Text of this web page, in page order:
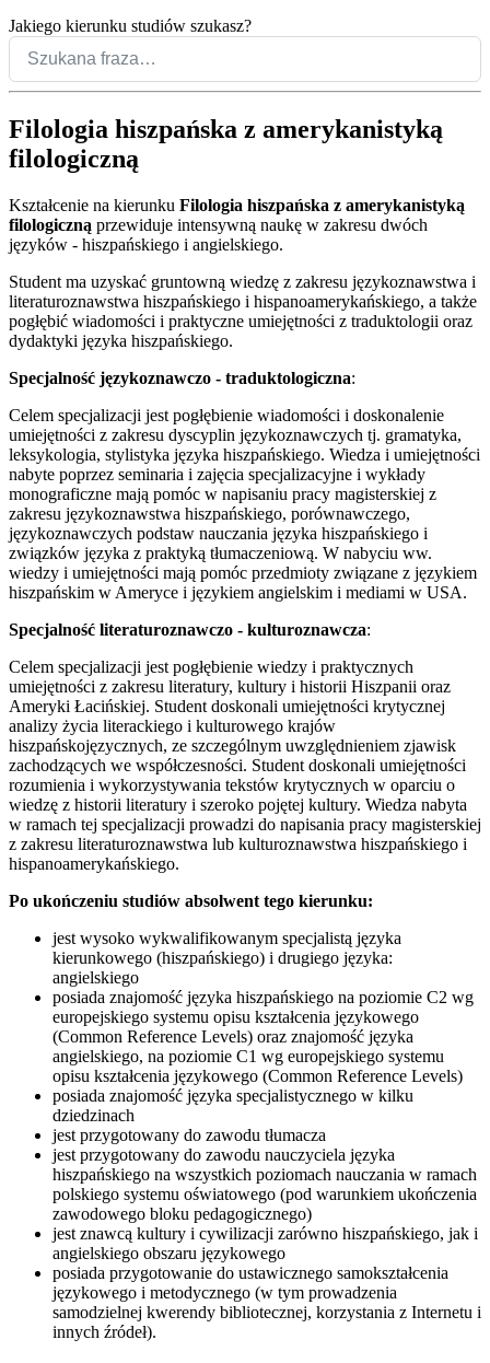
Jakiego kierunku studiów szukasz?
Filologia hiszpańska z amerykanistyką
filologiczną
Kształcenie na kierunku Filologia hiszpańska z amerykanistyką
filologiczną przewiduje intensywną naukę w zakresu dwóch
języków - hiszpańskiego i angielskiego.
Student ma uzyskać gruntowną wiedzę z zakresu językoznawstwa i
literaturoznawstwa hiszpańskiego i hispanoamerykańskiego, a także
pogłębić wiadomości i praktyczne umiejętności z traduktologii oraz
dydaktyki języka hiszpańskiego.
Specjalność językoznawczo - traduktologiczna:
Celem specjalizacji jest pogłębienie wiadomości i doskonalenie
umiejętności z zakresu dyscyplin językoznawczych tj. gramatyka,
leksykologia, stylistyka języka hiszpańskiego. Wiedza i umiejętności
nabyte poprzez seminaria i zajęcia specjalizacyjne i wykłady
monograficzne mają pomóc w napisaniu pracy magisterskiej z
zakresu językoznawstwa hiszpańskiego, porównawczego,
językoznawczych podstaw nauczania języka hiszpańskiego i
związków języka z praktyką tłumaczeniową. W nabyciu ww.
wiedzy i umiejętności mają pomóc przedmioty związane z językiem
hiszpańskim w Ameryce i językiem angielskim i mediami w USA.
Specjalność literaturoznawczo - kulturoznawcza:
Celem specjalizacji jest pogłębienie wiedzy i praktycznych
umiejętności z zakresu literatury, kultury i historii Hiszpanii oraz
Ameryki Łacińskiej. Student doskonali umiejętności krytycznej
analizy życia literackiego i kulturowego krajów
hiszpańskojęzycznych, ze szczególnym uwzględnieniem zjawisk
zachodzących we współczesności. Student doskonali umiejętności
rozumienia i wykorzystywania tekstów krytycznych w oparciu o
wiedzę z historii literatury i szeroko pojętej kultury. Wiedza nabyta
w ramach tej specjalizacji prowadzi do napisania pracy magisterskiej
z zakresu literaturoznawstwa lub kulturoznawstwa hiszpańskiego i
hispanoamerykańskiego.
Po ukończeniu studiów absolwent tego kierunku:
jest wysoko wykwalifikowanym specjalistą języka
kierunkowego (hiszpańskiego) i drugiego języka:
angielskiego
posiada znajomość języka hiszpańskiego na poziomie C2 wg
europejskiego systemu opisu kształcenia językowego
(Common Reference Levels) oraz znajomość języka
angielskiego, na poziomie C1 wg europejskiego systemu
opisu kształcenia językowego (Common Reference Levels)
posiada znajomość języka specjalistycznego w kilku
dziedzinach
jest przygotowany do zawodu tłumacza
jest przygotowany do zawodu nauczyciela języka
hiszpańskiego na wszystkich poziomach nauczania w ramach
polskiego systemu oświatowego (pod warunkiem ukończenia
zawodowego bloku pedagogicznego)
jest znawcą kultury i cywilizacji zarówno hiszpańskiego, jak i
angielskiego obszaru językowego
posiada przygotowanie do ustawicznego samokształcenia
językowego i metodycznego (w tym prowadzenia
samodzielnej kwerendy bibliotecznej, korzystania z Internetu i
innych źródeł).